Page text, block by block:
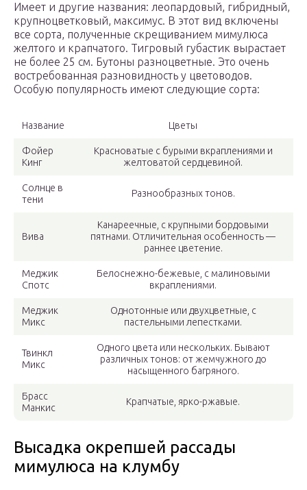
Имеет и другие названия: леопардовый, гибридный,
крупноцветковый, максимус. В этот вид включены
все сорта, полученные скрещиванием мимулюса
желтого и крапчатого. Тигровый губастик вырастает
не более 25 см. Бутоны разноцветные. Это очень
востребованная разновидность у цветоводов.
Особую популярность имеют следующие сорта:
Название Цветы
Фойер
Кинг
Красноватые с бурыми вкраплениями и
желтоватой сердцевиной.
Солнце в
тени
Разнообразных тонов.
Вива
Канареечные, с крупными бордовыми
пятнами. Отличительная особенность —
раннее цветение.
Меджик
Спотс
Белоснежно-бежевые, с малиновыми
вкраплениями.
Меджик
Микс
Однотонные или двухцветные, с
пастельными лепестками.
Твинкл
Микс
Одного цвета или нескольких. Бывают
различных тонов: от жемчужного до
насыщенного багряного.
Брасс
Манкис
Крапчатые, ярко-ржавые.
Высадка окрепшей рассады
мимулюса на клумбу